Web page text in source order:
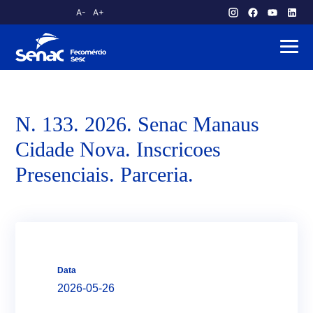
A- A+
atendimento.publico@am.senac.br
N. 133. 2026. Senac Manaus
Cidade Nova. Inscricoes
Presenciais. Parceria.
Data
2026-05-26